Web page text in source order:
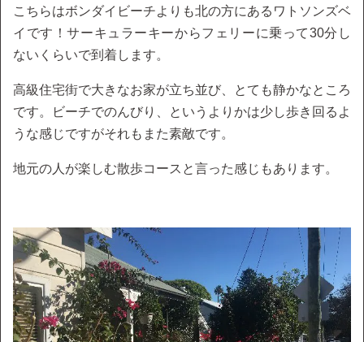
こちらはボンダイビーチよりも北の方にあるワトソンズベ
イです！サーキュラーキーからフェリーに乗って30分し
ないくらいで到着します。
高級住宅街で大きなお家が立ち並び、とても静かなところ
です。ビーチでのんびり、というよりかは少し歩き回るよ
うな感じですがそれもまた素敵です。
地元の人が楽しむ散歩コースと言った感じもあります。